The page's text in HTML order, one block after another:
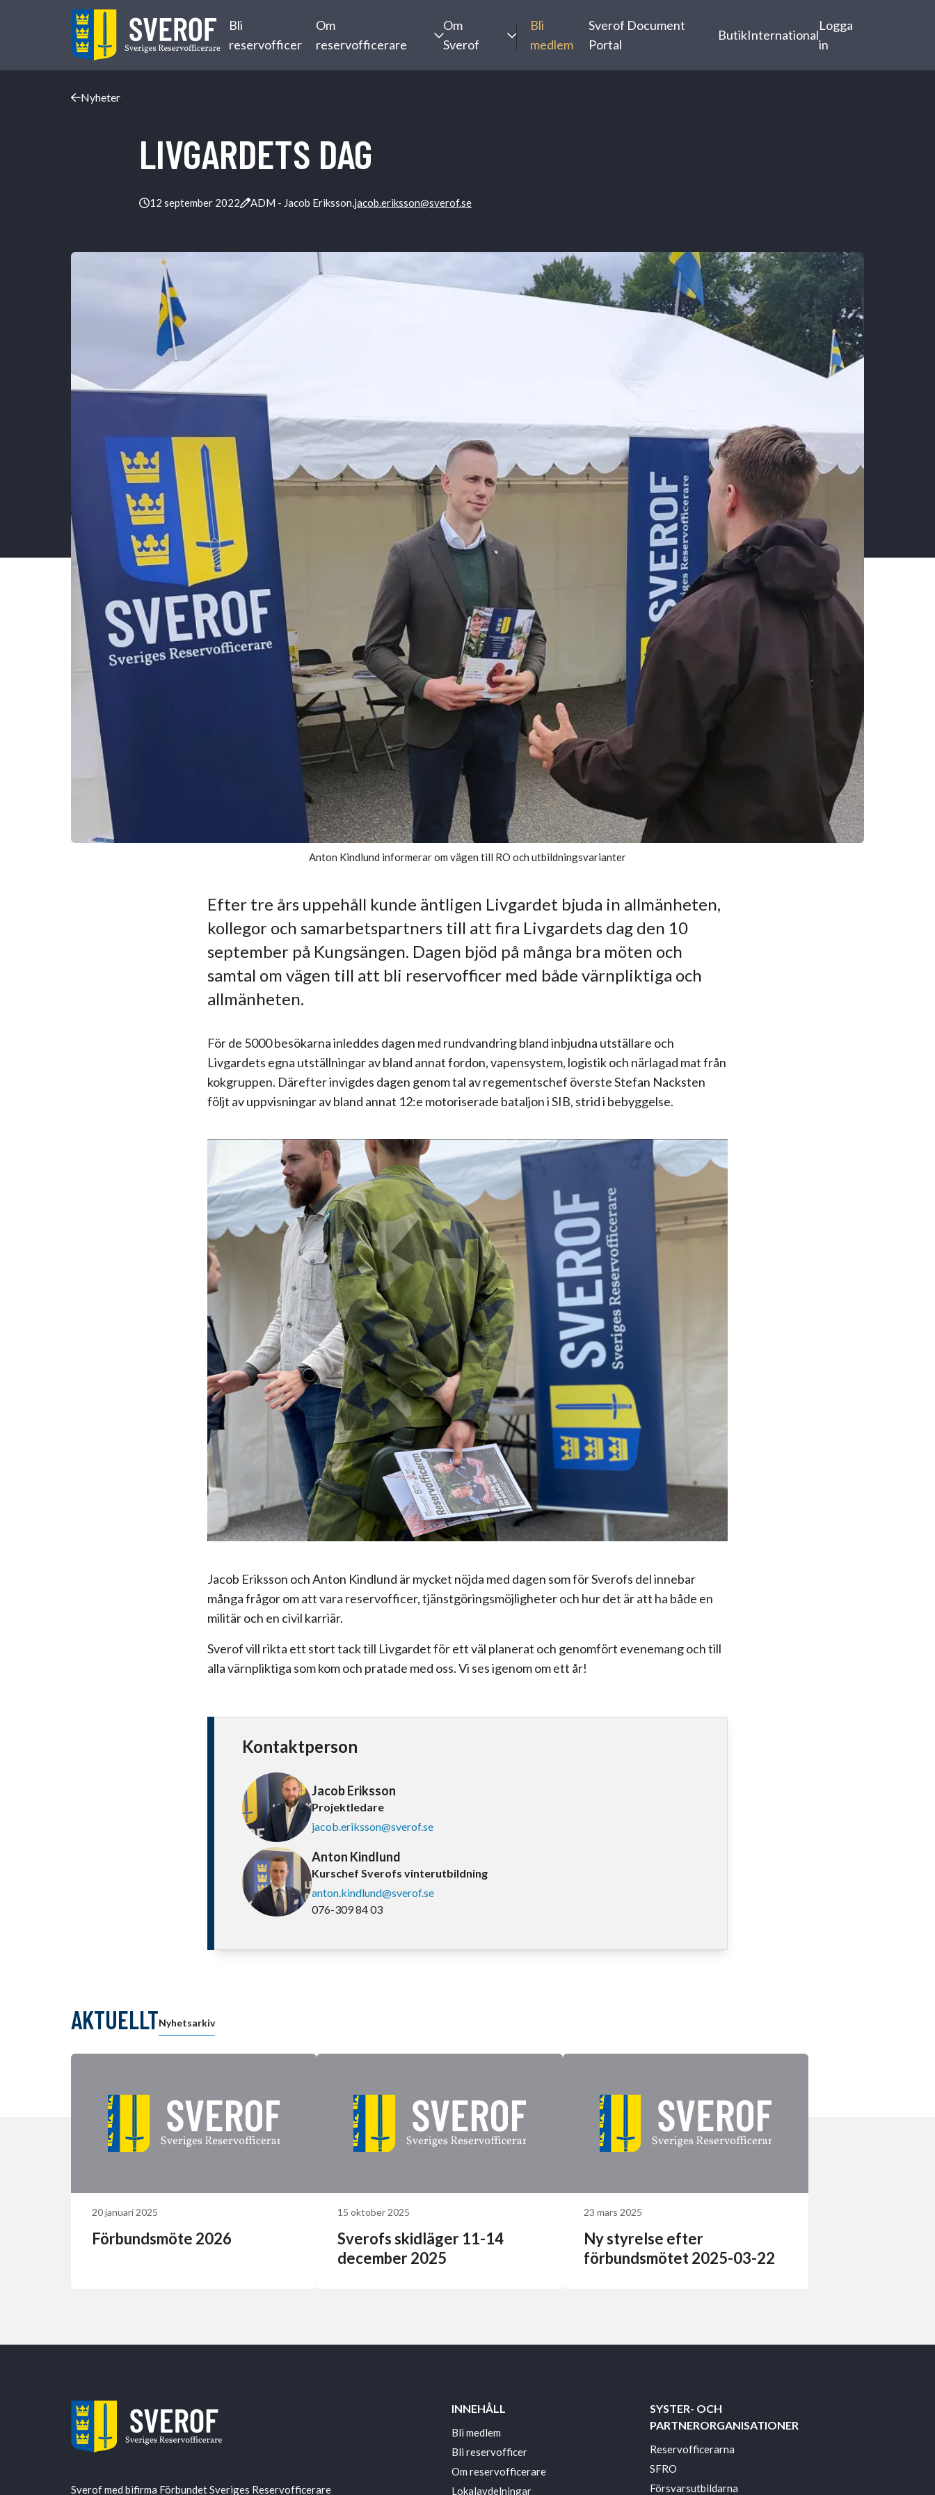
Hoppa till innehåll
Bli
reservofficer
Om
reservofficerare
Om
Sverof
Bli
medlem
Sverof Document
Portal
ButikInternational
Logga
in
Nyheter
LIVGARDETS DAG
12 september 2022 ADM - Jacob Eriksson,jacob.eriksson@sverof.se
Anton Kindlund informerar om vägen till RO och utbildningsvarianter
Efter tre års uppehåll kunde äntligen Livgardet bjuda in allmänheten,
kollegor och samarbetspartners till att fira Livgardets dag den 10
september på Kungsängen. Dagen bjöd på många bra möten och
samtal om vägen till att bli reservofficer med både värnpliktiga och
allmänheten.
För de 5000 besökarna inleddes dagen med rundvandring bland inbjudna utställare och
Livgardets egna utställningar av bland annat fordon, vapensystem, logistik och närlagad mat från
kokgruppen. Därefter invigdes dagen genom tal av regementschef överste Stefan Nacksten
följt av uppvisningar av bland annat 12:e motoriserade bataljon i SIB, strid i bebyggelse.
Jacob Eriksson och Anton Kindlund är mycket nöjda med dagen som för Sverofs del innebar
många frågor om att vara reservofficer, tjänstgöringsmöjligheter och hur det är att ha både en
militär och en civil karriär.
Sverof vill rikta ett stort tack till Livgardet för ett väl planerat och genomfört evenemang och till
alla värnpliktiga som kom och pratade med oss. Vi ses igenom om ett år!
Kontaktperson
Jacob Eriksson
Projektledare
jacob.eriksson@sverof.se
Anton Kindlund
Kurschef Sverofs vinterutbildning
anton.kindlund@sverof.se
076-309 84 03
AKTUELLTNyhetsarkiv
20 januari 2025
Förbundsmöte 2026
15 oktober 2025
Sverofs skidläger 11-14
december 2025
23 mars 2025
Ny styrelse efter
förbundsmötet 2025-03-22
Sverof med bifirma Förbundet Sveriges Reservofficerare
INNEHÅLL
Bli medlem
Bli reservofficer
Om reservofficerare
Lokalavdelningar
SYSTER- OCH
PARTNERORGANISATIONER
Reservofficerarna
SFRO
Försvarsutbildarna